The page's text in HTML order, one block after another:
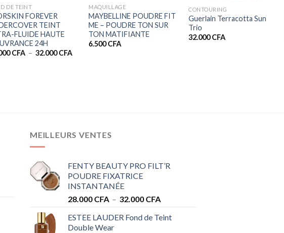
DE TEINT
FOREVER
TEINT
FLUIDE HAUTE
24H
CFA – 32.000CFAPlage
MAQUILLAGE
MAYBELLINE POUDRE FIT
ME – POUDRE TON SUR
TON MATIFIANTE
6.500CFA
CONTOURING
Guerlain Terracotta Sun
Trio
32.000CFA
MEILLEURS VENTES
FENTY BEAUTY PRO FILT’R
POUDRE FIXATRICE
INSTANTANÉE
28.000 CFA – 32.000 CFAPlage
prix :
ESTEE LAUDER Fond de Teint
Double Wear